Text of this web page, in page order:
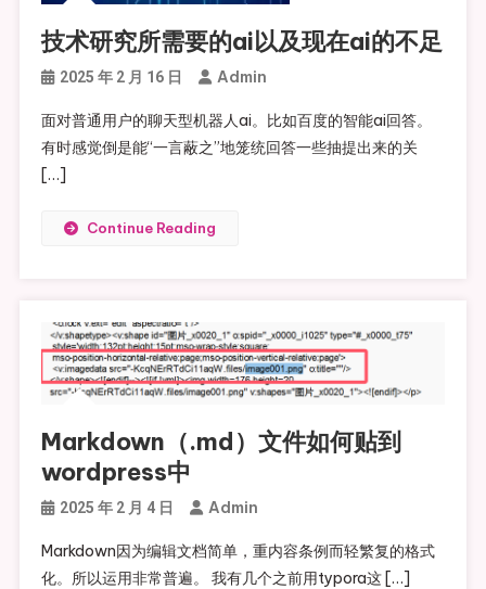
技术研究所需要的ai以及现在ai的不足
2025 年 2 月 16 日 Admin
面对普通用户的聊天型机器人ai。比如百度的智能ai回答。
有时感觉倒是能“一言蔽之”地笼统回答一些抽提出来的关
[…]
Continue Reading
Markdown（.md）文件如何贴到
wordpress中
2025 年 2 月 4 日 Admin
Markdown因为编辑文档简单，重内容条例而轻繁复的格式
化。所以运用非常普遍。 我有几个之前用typora这 […]